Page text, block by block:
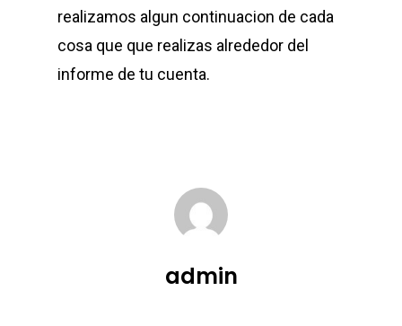
realizamos algun continuacion de cada
cosa que que realizas alrededor del
informe de tu cuenta.
admin